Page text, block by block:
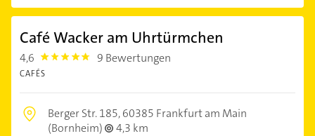
Café Wacker am Uhrtürmchen
4,6 4.6 9 Bewertungen
CAFÉS
Berger Str. 185,60385 Frankfurt am Main
(Bornheim)
4,3 km